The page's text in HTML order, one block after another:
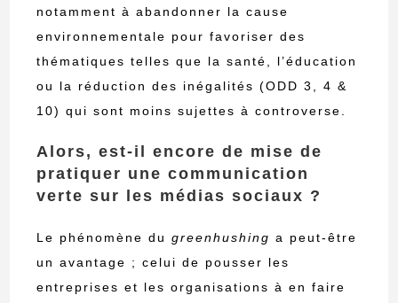
notamment à abandonner la cause
environnementale pour favoriser des
thématiques telles que la santé, l’éducation
ou la réduction des inégalités (ODD 3, 4 &
10) qui sont moins sujettes à controverse.
Alors, est-il encore de mise de
pratiquer une communication
verte sur les médias sociaux ?
Le phénomène dugreenhushing a peut-être
un avantage ; celui de pousser les
entreprises et les organisations à en faire